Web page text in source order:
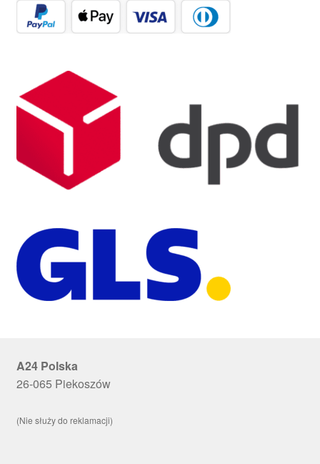
A24 Polska
26-065 Piekoszów
(Nie służy do reklamacji)